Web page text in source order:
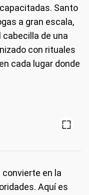
Santo
a gran escala,
de una
con rituales
cada lugar donde
convierte en la
Aquí es